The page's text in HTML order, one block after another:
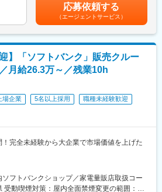
・社外業務比率もほぼ50:50と、室内での事務
す！
、協力会社（ベンダー）の管理・コントロー
。
教育体制／
所あるネットワークセンター及びデータセ
なります。
」「ファシリティ（電源・空調）系」「通
）系」などのチームがあります。十数名の組
ームで業務を覚え、ローテーションを行いな
るスキルを身につけていただきます。
充実！
ため地域に腰を据えて勤務いただきます！
全週休二日制（土日祝）
りますが、月1,2回程度を想定。宿直勤務が
手当、休日勤務手当など）あり※想定理論年収
にした概算です賃金はあくまでも目安の金額
上下する可能性があります。月給(月額)は固
です。
応募依頼する
（エージェントサービス）
】「ソフトバンク」販売クルー
月給26.3万～／残業10h
場企業 5名以上採用
職種未経験歓迎
！完全未経験から大企業で市場価値を上げた
験でも安心！入社後や配属後等様々な研修を
ソフトバンクショップ／家電量販店取扱コー
受動喫煙対策：屋内全面禁煙変更の範囲：本